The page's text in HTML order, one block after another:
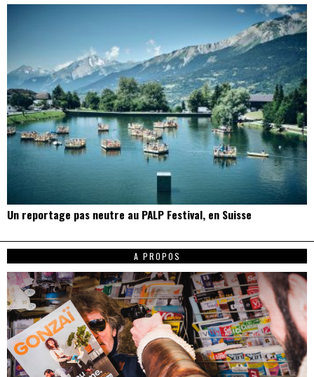
Un reportage pas neutre au PALP Festival, en Suisse
A PROPOS